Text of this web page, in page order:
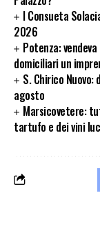
I Consueta
2026
Potenza:
domiciliari un
S. Chirico
agosto
Marsicovetere:
tartufo e dei vini